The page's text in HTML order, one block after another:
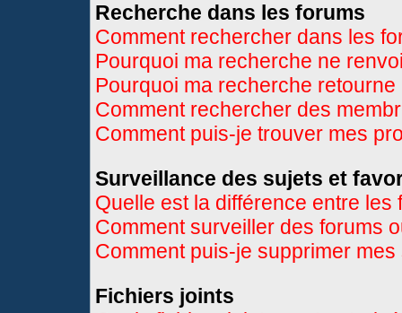
Recherche dans les forums
Comment rechercher dans les
Pourquoi ma recherche ne
Pourquoi ma recherche
Comment rechercher des
Comment puis-je trouver mes
Surveillance des sujets et
Quelle est la différence entre
Comment surveiller des forums
Comment puis-je supprimer
Fichiers joints